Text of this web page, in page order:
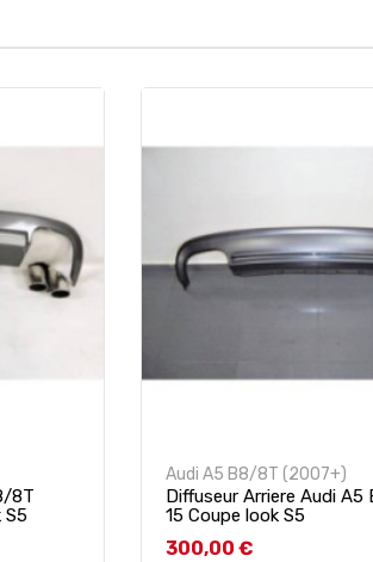
8T
S5
Audi A5 B8/8T (2007+)
Diffuseur Arriere Audi A5
15 Coupe look S5
Prix
300,00 €